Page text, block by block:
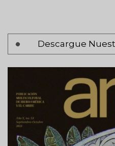
Descargue
Paginación
página
Siguiente >